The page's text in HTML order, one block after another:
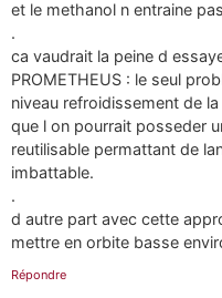
et le methanol n entraine
.
ca vaudrait la peine d
PROMETHEUS : le seul
niveau refroidissement de
que l on pourrait posseder
reutilisable permattant de
imbattable.
.
d autre part avec cette
mettre en orbite basse
Répondre